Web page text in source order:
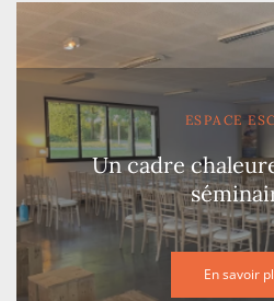
ESPACE
Un cadre
En savoir